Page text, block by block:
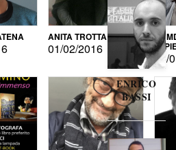
ANITA TROTTA
01/02/2016 DI
15/
ENRICO
BASSI